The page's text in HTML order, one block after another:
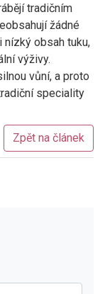
tradičním
žádné
nízký obsah tuku,
výživy.
vůní, a proto
speciality
Zpět na článek